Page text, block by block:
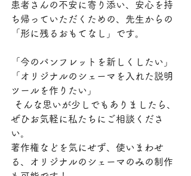
患者さんの不安に寄り添い、安心を持
ち帰っていただくための、先生からの
「形に残るおもてなし」です。
「今のパンフレットを新しくしたい」
「オリジナルのシェーマを入れた説明
ツールを作りたい」
ぜひお気軽に私たちにご相談くださ
い。
著作権などを気にせず、使いまわせ
る、オリジナルのシェーマのみの制作